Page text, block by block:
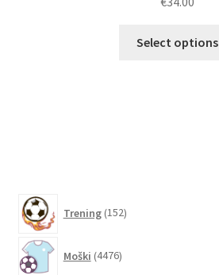
Select options
Trening 152izdelkov
Moški 4476izdelkov